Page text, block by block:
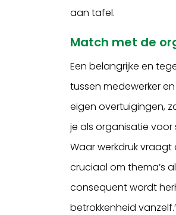
aan tafel.
Match met de
Een belangrijke en
tussen medewerker
eigen overtuigingen,
je als organisatie
Waar werkdruk
cruciaal om thema’s
consequent wordt
betrokkenheid